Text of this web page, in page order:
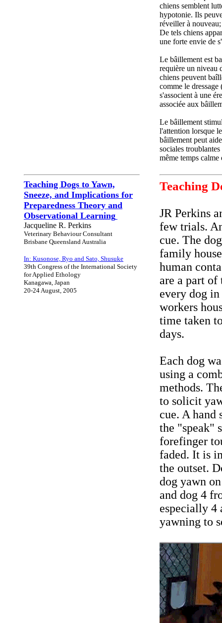
chiens semblent
hypotonie. Ils
réveiller à
De tels chiens
une forte envie de
Le bâillement est
requière un niveau
chiens peuvent
comme le dressage
s'associent à une
associée aux
Le bâillement
l'attention lorsque
bâillement peut
sociales
même temps
Teaching Dogs to Yawn,
Sneeze, and Implications for
Preparedness Theory and
Observational Learning
Jacqueline R. Perkins
Veterinary Behaviour Consultant
Brisbane Queensland Australia
In: Kusonose, Ryo and Sato, Shusuke
39th Congress of the International Society
for Applied Ethology
Kanagawa, Japan
20-24 August, 2005
Teaching
JR Perkins
few trials.
cue. The
family
human
are a part of
every dog
workers
time taken
days.
Each dog
using a
methods.
to solicit
cue. A hand
the "speak"
forefinger
faded. It is
the outset.
dog yawn
and dog 4
especially 4
yawning to